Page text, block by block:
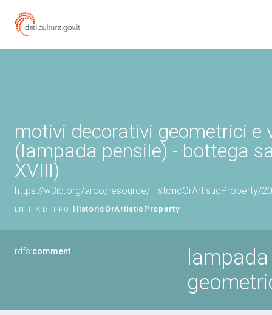
motivi decorativi geometrici e
(lampada pensile) - bottega
XVIII)
https://w3id.org/arco/resource/HistoricOrArtisticProperty/
ENTITÀ DI TIPO: HistoricOrArtisticProperty
rdfs:comment